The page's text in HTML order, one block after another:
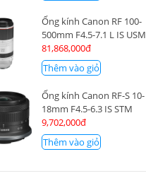
Ống kính Canon RF 100-
500mm F4.5-7.1 L IS USM
81,868,000đ
Thêm vào giỏ
Ống kính Canon RF-S 10-
18mm F4.5-6.3 IS STM
9,702,000đ
Thêm vào giỏ